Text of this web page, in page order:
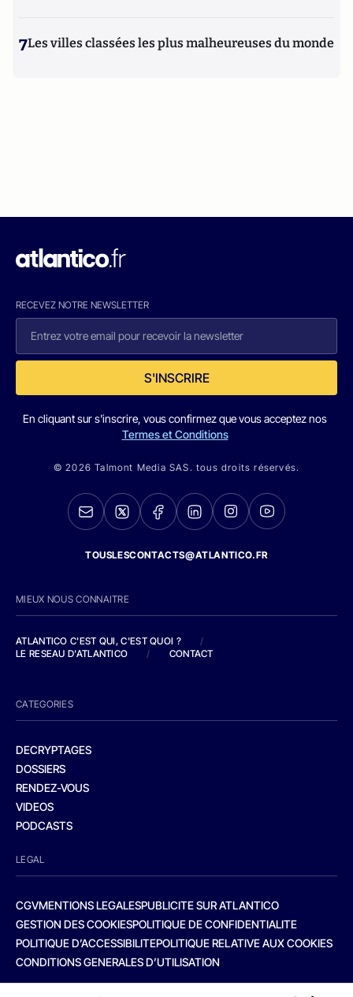
7Les villes classées les plus malheureuses du monde
RECEVEZ NOTRE NEWSLETTER
S'INSCRIRE
En cliquant sur s'inscrire, vous confirmez que vous acceptez nos
Termes et Conditions
© 2026 Talmont Media SAS. tous droits réservés.
TOUSLESCONTACTS@ATLANTICO.FR
MIEUX NOUS CONNAITRE
ATLANTICO C'EST QUI, C'EST QUOI ?
/
LE RESEAU D'ATLANTICO
/ CONTACT
CATEGORIES
DECRYPTAGES
DOSSIERS
RENDEZ-VOUS
VIDEOS
PODCASTS
LEGAL
CGVMENTIONS LEGALESPUBLICITE SUR ATLANTICO
GESTION DES COOKIESPOLITIQUE DE CONFIDENTIALITE
POLITIQUE D’ACCESSIBILITEPOLITIQUE RELATIVE AUX COOKIES
CONDITIONS GENERALES D’UTILISATION